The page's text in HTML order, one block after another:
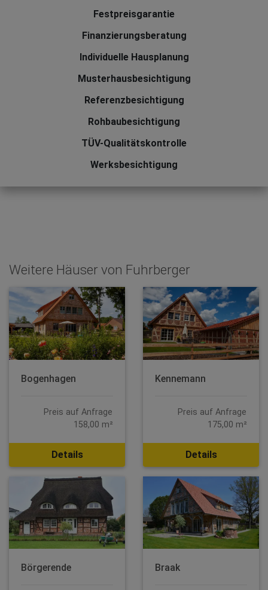
Festpreisgarantie
Finanzierungsberatung
Individuelle Hausplanung
Musterhausbesichtigung
Referenzbesichtigung
Rohbaubesichtigung
TÜV-Qualitätskontrolle
Werksbesichtigung
Weitere Häuser von Fuhrberger
Bogenhagen
Preis auf Anfrage
158,00 m²
Details
Kennemann
Preis auf Anfrage
175,00 m²
Details
Börgerende Braak